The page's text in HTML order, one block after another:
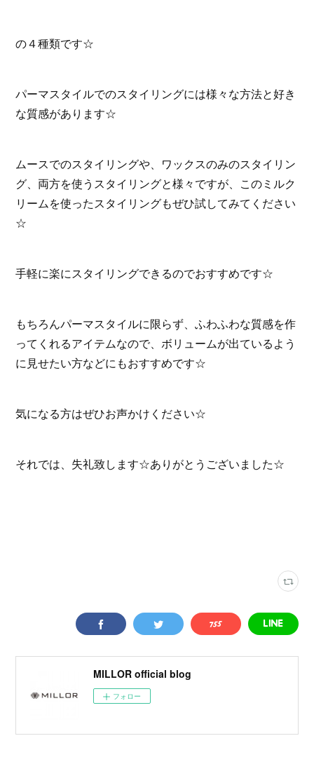
の４種類です☆
パーマスタイルでのスタイリングには様々な方法と好き
な質感があります☆
ムースでのスタイリングや、ワックスのみのスタイリン
グ、両方を使うスタイリングと様々ですが、このミルク
リームを使ったスタイリングもぜひ試してみてください
☆
手軽に楽にスタイリングできるのでおすすめです☆
もちろんパーマスタイルに限らず、ふわふわな質感を作
ってくれるアイテムなので、ボリュームが出ているよう
に見せたい方などにもおすすめです☆
気になる方はぜひお声かけください☆
それでは、失礼致します☆ありがとうございました☆
MILLOR official blog
フォロー